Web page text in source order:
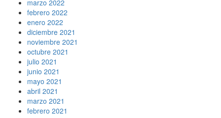
marzo 2022
febrero 2022
enero 2022
diciembre 2021
noviembre 2021
octubre 2021
julio 2021
junio 2021
mayo 2021
abril 2021
marzo 2021
febrero 2021